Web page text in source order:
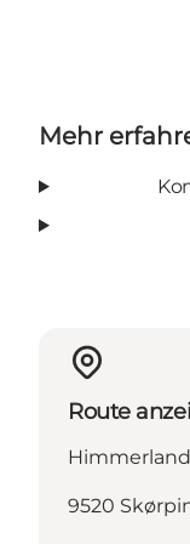
Mehr
Route
9520